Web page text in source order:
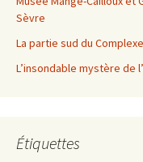
Sèvre
La partie sud du
L’insondable mystère de
Étiquettes